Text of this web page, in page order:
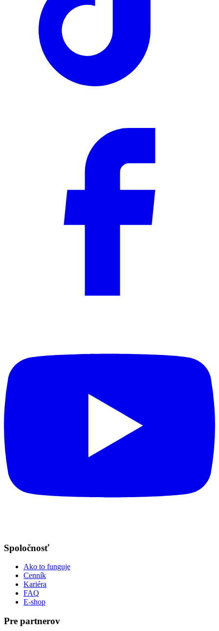
Spoločnosť
Ako to funguje
Cenník
Kariéra
FAQ
E-shop
Pre partnerov